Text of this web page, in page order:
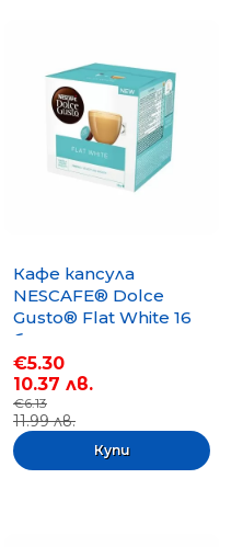
Кафе капсула
NESCAFE® Dolce
Gusto® Flat White 16
бр.
€5.30
10.37 лв.
€6.13
11.99 лв.